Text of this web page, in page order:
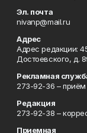
Эл. почта
nivanp@mail.ru
Адрес
Адрес редакции:
Достоевского, д.
Рекламная
273-92-36 –
Редакция
273-92-38 –
Приемная